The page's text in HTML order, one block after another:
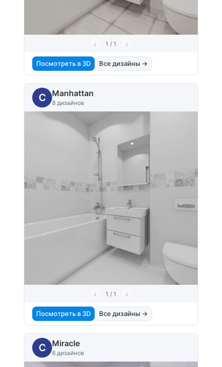
‹ 1 / 1 ›
Посмотреть в 3D Все дизайны →
C Manhattan
8 дизайнов
‹ 1 / 1 ›
Посмотреть в 3D Все дизайны →
C Miracle
6 дизайнов